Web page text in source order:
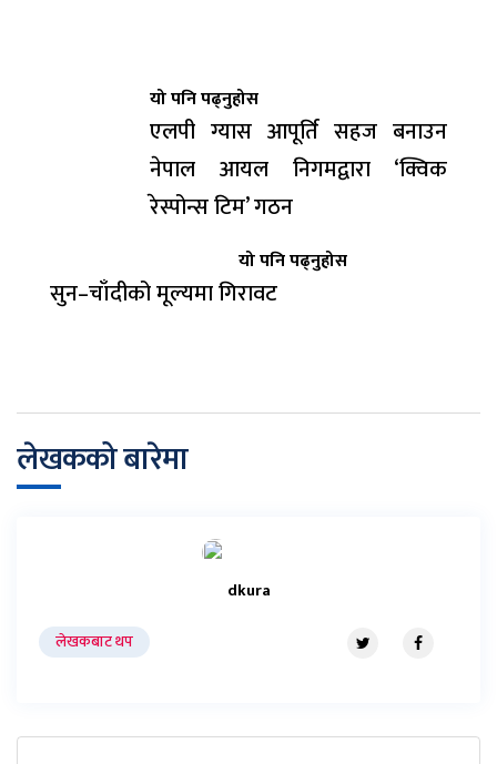
यो पनि पढ्नुहोस
एलपी ग्यास आपूर्ति सहज बनाउन
नेपाल आयल निगमद्वारा ‘क्विक
रेस्पोन्स टिम’ गठन
यो पनि पढ्नुहोस
सुन–चाँदीको मूल्यमा गिरावट
लेखकको बारेमा
dkura
लेखकबाट थप